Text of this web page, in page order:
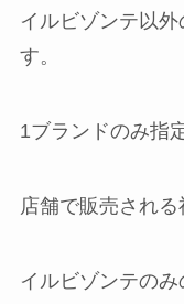
イルビゾンテ以
す。
1ブランドのみ指
店舗で販売される
イルビゾンテのみ